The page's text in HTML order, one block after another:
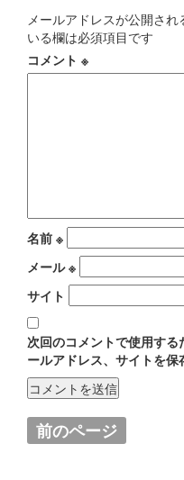
メールアドレスが公開され
いる欄は必須項目です
コメント ※
名前 ※
メール※
サイト
次回のコメントで使用す
ールアドレス、サイトを保
前のページ